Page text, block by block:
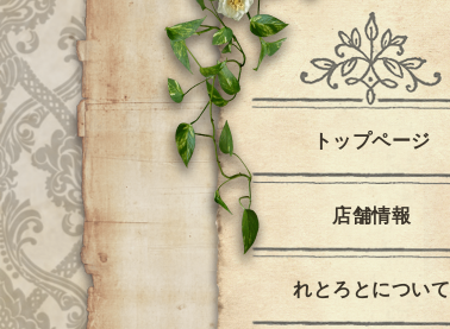
トップページ
店舗情報
れとろとについて